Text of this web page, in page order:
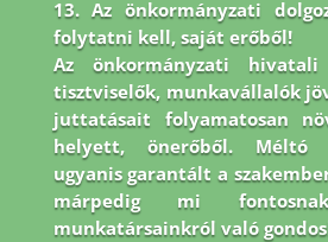
13. Az önkormányzati
folytatni kell, saját erőből!
Az önkormányzati
tisztviselők, munkavállalók
juttatásait folyamatosan
helyett, önerőből. Méltó
ugyanis garantált a
márpedig mi
munkatársainkról való